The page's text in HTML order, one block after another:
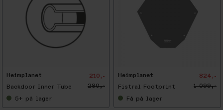
Heimplanet
Backdoor Inner Tube
210,-
280,-
5+ på lager
Heimplanet
Fistral Footprint
824,-
1 099,-
Få på lager